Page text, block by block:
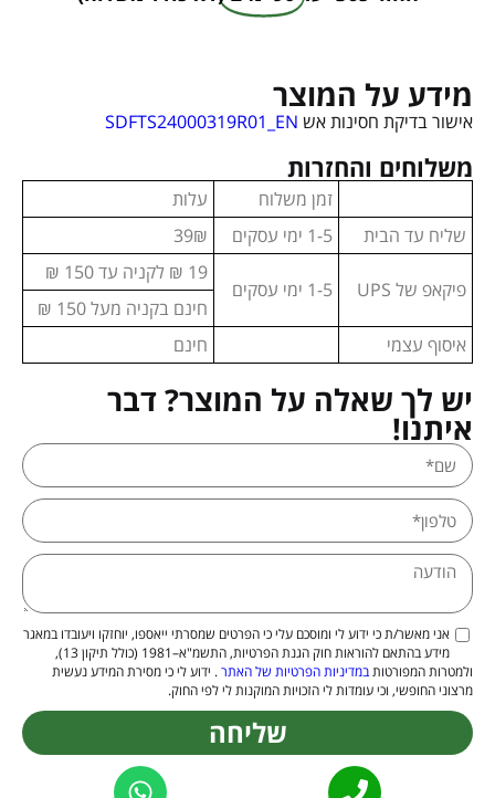
מידע על המוצר
אישור בדיקת חסינות אש SDFTS24000319R01_EN
משלוחים והחזרות
זמן משלוח
עלות
שליח עד הבית
1-5 ימי עסקים 39₪
פיקאפ של UPS 1-5 ימי עסקים
19 ₪ לקניה עד 150 ₪
חינם בקניה מעל 150 ₪
איסוף עצמי
חינם
יש לך שאלה על המוצר? דבר
איתנו!
אני מאשר/ת כי ידוע לי ומוסכם עלי כי הפרטים שמסרתי ייאספו, יוחזקו ויעובדו במאגר
מידע בהתאם להוראות חוק הגנת הפרטיות, התשמ"א–1981 (כולל תיקון 13),
ולמטרות המפורטותבמדיניות הפרטיות של האתר. ידוע לי כי מסירת המידע נעשית
מרצוני החופשי, וכי עומדות לי הזכויות המוקנות לי לפי החוק.
שליחה